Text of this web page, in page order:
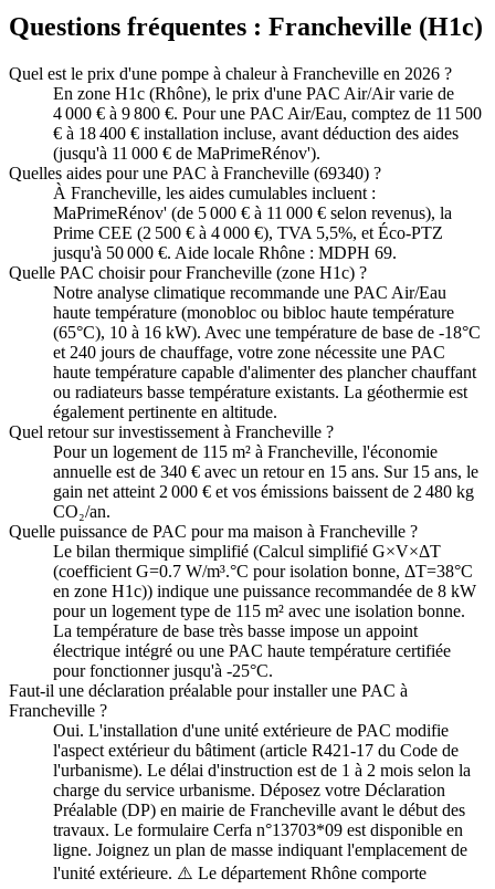
Questions fréquentes : Francheville (H1c)
Quel est le prix d'une pompe à chaleur à Francheville en 2026 ?
En zone H1c (Rhône), le prix d'une PAC Air/Air varie de
4 000 € à 9 800 €. Pour une PAC Air/Eau, comptez de 11 500
€ à 18 400 € installation incluse, avant déduction des aides
(jusqu'à 11 000 € de MaPrimeRénov').
Quelles aides pour une PAC à Francheville (69340) ?
À Francheville, les aides cumulables incluent :
MaPrimeRénov' (de 5 000 € à 11 000 € selon revenus), la
Prime CEE (2 500 € à 4 000 €), TVA 5,5%, et Éco-PTZ
jusqu'à 50 000 €. Aide locale Rhône : MDPH 69.
Quelle PAC choisir pour Francheville (zone H1c) ?
Notre analyse climatique recommande une PAC Air/Eau
haute température (monobloc ou bibloc haute température
(65°C), 10 à 16 kW). Avec une température de base de -18°C
et 240 jours de chauffage, votre zone nécessite une PAC
haute température capable d'alimenter des plancher chauffant
ou radiateurs basse température existants. La géothermie est
également pertinente en altitude.
Quel retour sur investissement à Francheville ?
Pour un logement de 115 m² à Francheville, l'économie
annuelle est de 340 € avec un retour en 15 ans. Sur 15 ans, le
gain net atteint 2 000 € et vos émissions baissent de 2 480 kg
CO₂/an.
Quelle puissance de PAC pour ma maison à Francheville ?
Le bilan thermique simplifié (Calcul simplifié G×V×ΔT
(coefficient G=0.7 W/m³.°C pour isolation bonne, ΔT=38°C
en zone H1c)) indique une puissance recommandée de 8 kW
pour un logement type de 115 m² avec une isolation bonne.
La température de base très basse impose un appoint
électrique intégré ou une PAC haute température certifiée
pour fonctionner jusqu'à -25°C.
Faut-il une déclaration préalable pour installer une PAC à
Francheville ?
Oui. L'installation d'une unité extérieure de PAC modifie
l'aspect extérieur du bâtiment (article R421-17 du Code de
l'urbanisme). Le délai d'instruction est de 1 à 2 mois selon la
charge du service urbanisme. Déposez votre Déclaration
Préalable (DP) en mairie de Francheville avant le début des
travaux. Le formulaire Cerfa n°13703*09 est disponible en
ligne. Joignez un plan de masse indiquant l'emplacement de
l'unité extérieure. ⚠️ Le département Rhône comporte